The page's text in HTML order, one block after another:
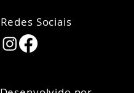
Redes Sociais